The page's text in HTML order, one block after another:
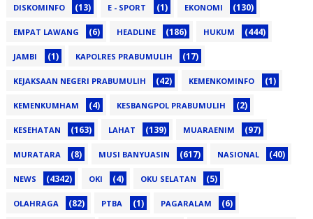
DISKOMINFO (13) E - SPORT (1) EKONOMI (130)
EMPAT LAWANG (6) HEADLINE (186) HUKUM (444)
JAMBI (1) KAPOLRES PRABUMULIH (17)
KEJAKSAAN NEGERI PRABUMULIH (42) KEMENKOMINFO (1)
KEMENKUMHAM (4) KESBANGPOL PRABUMULIH (2)
KESEHATAN (163) LAHAT (139) MUARAENIM (97)
MURATARA (8) MUSI BANYUASIN (617) NASIONAL (40)
NEWS (4342) OKI (4) OKU SELATAN (5)
OLAHRAGA (82) PTBA (1) PAGARALAM (6)